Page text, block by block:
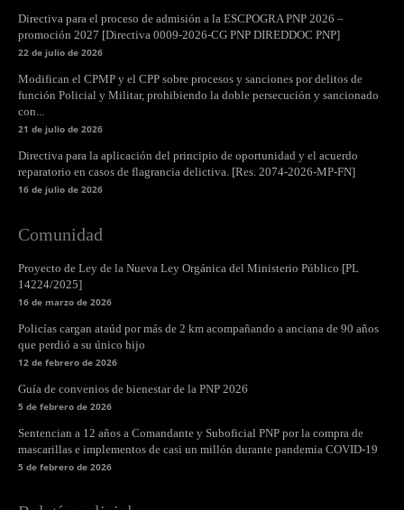
Directiva para el proceso de admisión a la ESCPOGRA PNP 2026 –
promoción 2027 [Directiva 0009-2026-CG PNP DIREDDOC PNP]
22 de julio de 2026
Modifican el CPMP y el CPP sobre procesos y sanciones por delitos de
función Policial y Militar, prohibiendo la doble persecución y sancionado
con...
21 de julio de 2026
Directiva para la aplicación del principio de oportunidad y el acuerdo
reparatorio en casos de flagrancia delictiva. [Res. 2074-2026-MP-FN]
16 de julio de 2026
Comunidad
Proyecto de Ley de la Nueva Ley Orgánica del Ministerio Público [PL
14224/2025]
16 de marzo de 2026
Policías cargan ataúd por más de 2 km acompañando a anciana de 90 años
que perdió a su único hijo
12 de febrero de 2026
Guía de convenios de bienestar de la PNP 2026
5 de febrero de 2026
Sentencian a 12 años a Comandante y Suboficial PNP por la compra de
mascarillas e implementos de casi un millón durante pandemia COVID-19
5 de febrero de 2026